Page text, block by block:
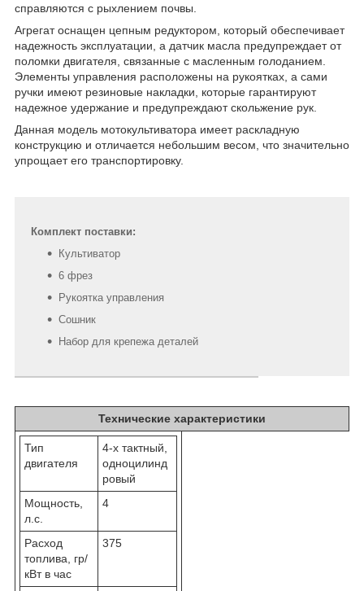
справляются с рыхлением почвы.
Агрегат оснащен цепным редуктором, который обеспечивает
надежность эксплуатации, а датчик масла предупреждает от
поломки двигателя, связанные с масленным голоданием.
Элементы управления расположены на рукоятках, а сами
ручки имеют резиновые накладки, которые гарантируют
надежное удержание и предупреждают скольжение рук.
Данная модель мотокультиватора имеет раскладную
конструкцию и отличается небольшим весом, что значительно
упрощает его транспортировку.
Комплект поставки:
Культиватор
6 фрез
Рукоятка управления
Сошник
Набор для крепежа деталей
Технические характеристики
Тип
двигателя
4-х тактный,
одноцилинд
ровый
Мощность,
л.с.
4
Расход
топлива, гр/
кВт в час
375